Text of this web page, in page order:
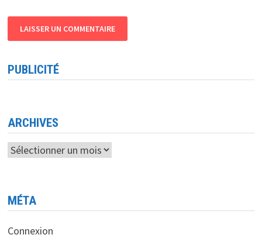
PUBLICITÉ
ARCHIVES
Archives
MÉTA
Connexion